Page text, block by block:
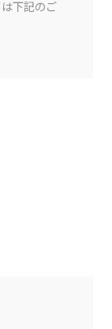
下記のご